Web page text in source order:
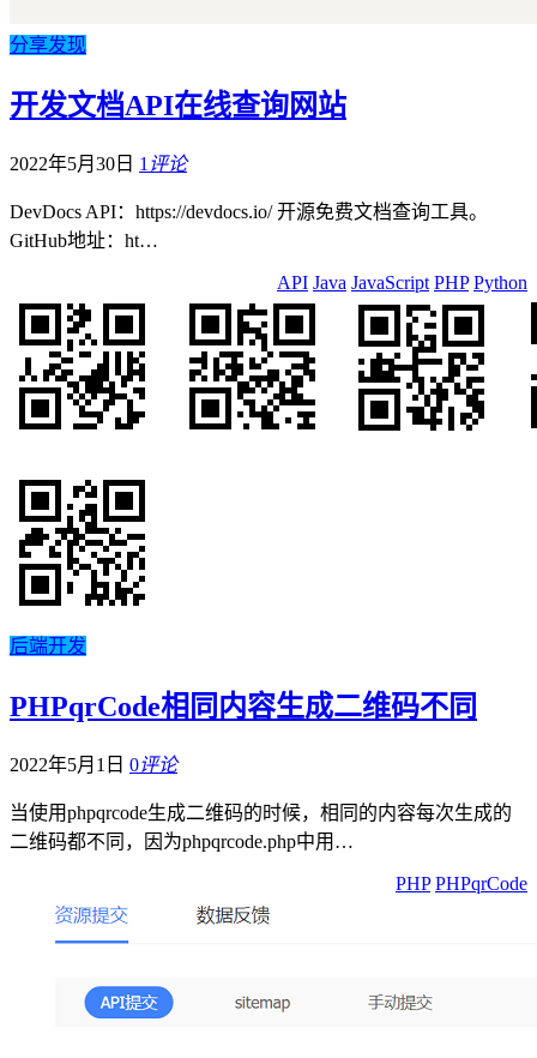
分享发现
开发文档API在线查询网站
2022年5月30日 1 评论
DevDocs API：https://devdocs.io/ 开源免费文档查询工具。
GitHub地址：ht…
API Java JavaScript PHP Python
后端开发
PHPqrCode相同内容生成二维码不同
2022年5月1日 0评论
当使用phpqrcode生成二维码的时候，相同的内容每次生成的
二维码都不同，因为phpqrcode.php中用…
PHP PHPqrCode